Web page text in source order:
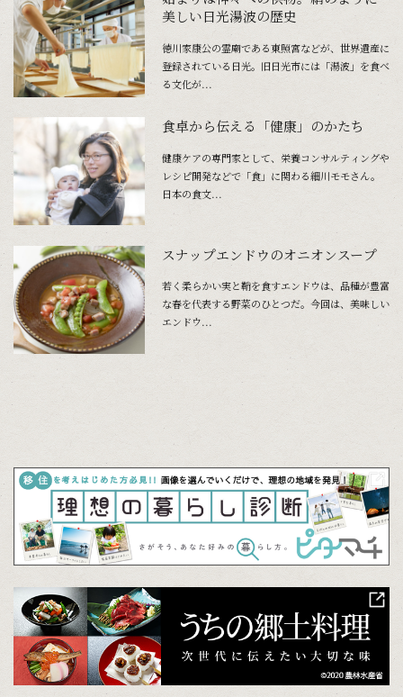
美しい日光湯波の歴史
徳川家康公の霊廟である東照宮などが、世界遺産に
登録されている日光。旧日光市には「湯波」を食べ
る文化が...
食卓から伝える「健康」のかたち
健康ケアの専門家として、栄養コンサルティングや
レシピ開発などで「食」に関わる細川モモさん。
日本の食文...
スナップエンドウのオニオンスープ
若く柔らかい実と鞘を食すエンドウは、品種が豊富
な春を代表する野菜のひとつだ。今回は、美味しい
エンドウ...